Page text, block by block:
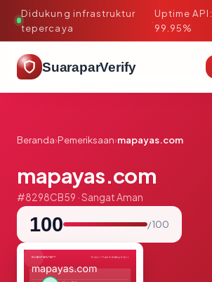
Didukung infrastruktur
tepercaya
·
Uptime API:
99.95%
SuaraparVerify
Beranda›Pemeriksaan›mapayas.com
mapayas.com
#8298CB59 · Sangat Aman
100 / 100